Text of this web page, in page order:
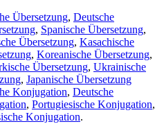
Übersetzung, Deutsche
, Spanische Übersetzung,
Übersetzung, Kasachische
, Koreanische Übersetzung,
Übersetzung, Ukrainische
, Japanische Übersetzung
Konjugation, Deutsche
, Portugiesische Konjugation,
Konjugation.